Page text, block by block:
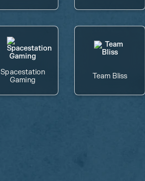
Spacestation
Gaming
Team Bliss